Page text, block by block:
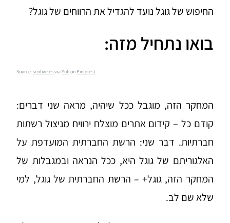
החיפוש של גוגל נועד להגדיל את הרווחים של גוגל?
בואו נתחיל מזה:
Source:seolive.esviaYulion Pinterest
המחקר הזה, מוגבל ככל שיהיה, מראה שני דברים:
קודם כל – קידום אתרים מוצלח ירוויח מניצול רשתות
חברתיות. דבר שני: הרשת החברתית המועדפת על
האלגוריתם של גוגל היא, ככל הנראה ובמגבלות של
המחקר הזה, גוגל+ – הרשת החברתית של גוגל, למי
שלא שם לב.